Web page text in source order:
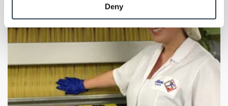
Weitere Informationen:Impressum Datenschutz
Deny